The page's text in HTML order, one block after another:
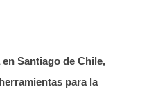
Santiago de Chile,
para la